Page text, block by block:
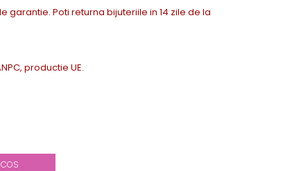
garantie. Poti returna bijuteriile in 14 zile de la
productie UE.